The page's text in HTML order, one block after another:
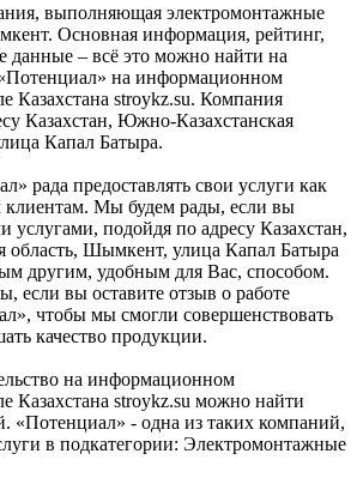
выполняющая электромонтажные
Основная информация, рейтинг,
данные – всё это можно найти на
на информационном
Казахстана stroykz.su. Компания
Казахстан, Южно-Казахстанская
Капал Батыра.
рада предоставлять свои услуги как
Мы будем рады, если вы
услугами, подойдя по адресу Казахстан,
область, Шымкент, улица Капал Батыра
другим, удобным для Вас, способом.
если вы оставите отзыв о работе
чтобы мы смогли совершенствовать
качество продукции.
на информационном
Казахстана stroykz.su можно найти
«Потенциал» - одна из таких компаний,
в подкатегории: Электромонтажные